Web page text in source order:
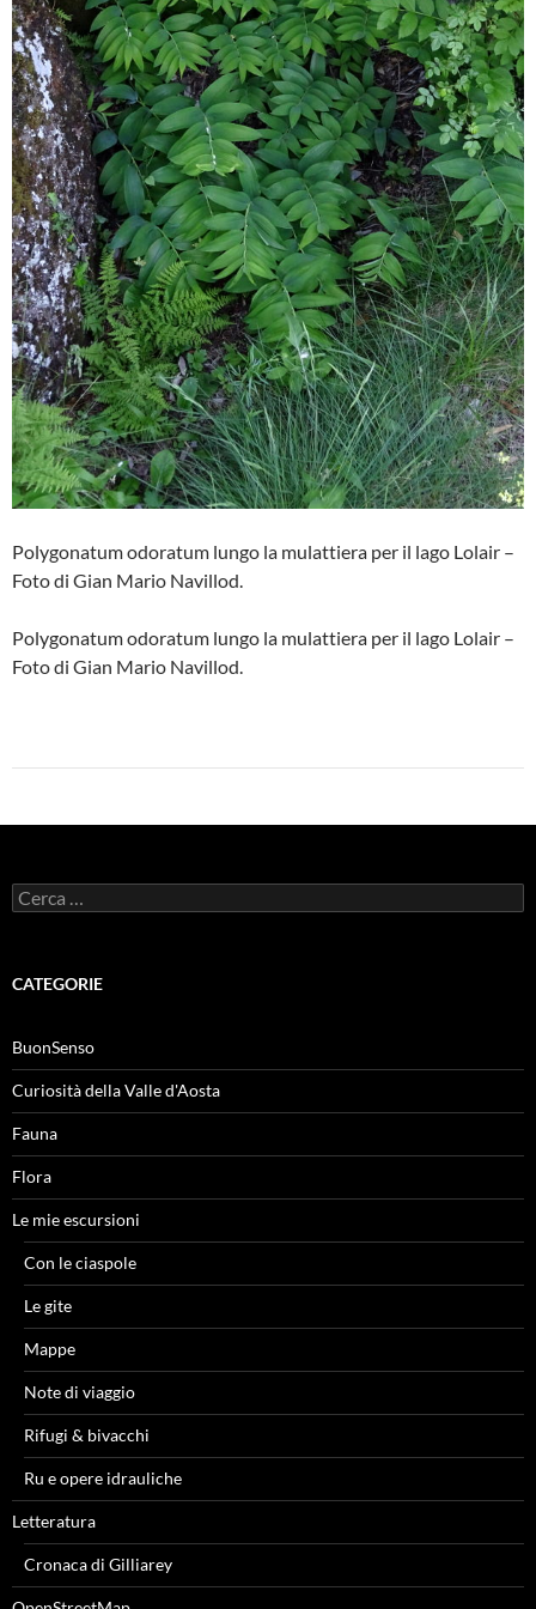
Polygonatum odoratum lungo la mulattiera per il lago Lolair –
Foto di Gian Mario Navillod.
Polygonatum odoratum lungo la mulattiera per il lago Lolair –
Foto di Gian Mario Navillod.
Ricerca
per:
CATEGORIE
BuonSenso
Curiosità della Valle d'Aosta
Fauna
Flora
Le mie escursioni
Con le ciaspole
Le gite
Mappe
Note di viaggio
Rifugi & bivacchi
Ru e opere idrauliche
Letteratura
Cronaca di Gilliarey